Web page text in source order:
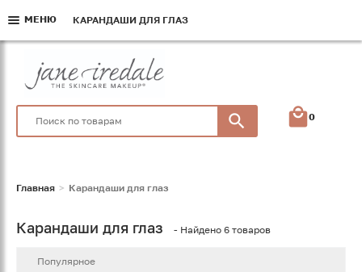
0
Главная Карандаши для глаз
Карандаши для глаз - Найдено 6 товаров
МЕНЮ КАРАНДАШИ ДЛЯ ГЛАЗ
МЕНЮ КАРАНДАШИ ДЛЯ ГЛАЗ
МЕНЮ КАРАНДАШИ ДЛЯ ГЛАЗ